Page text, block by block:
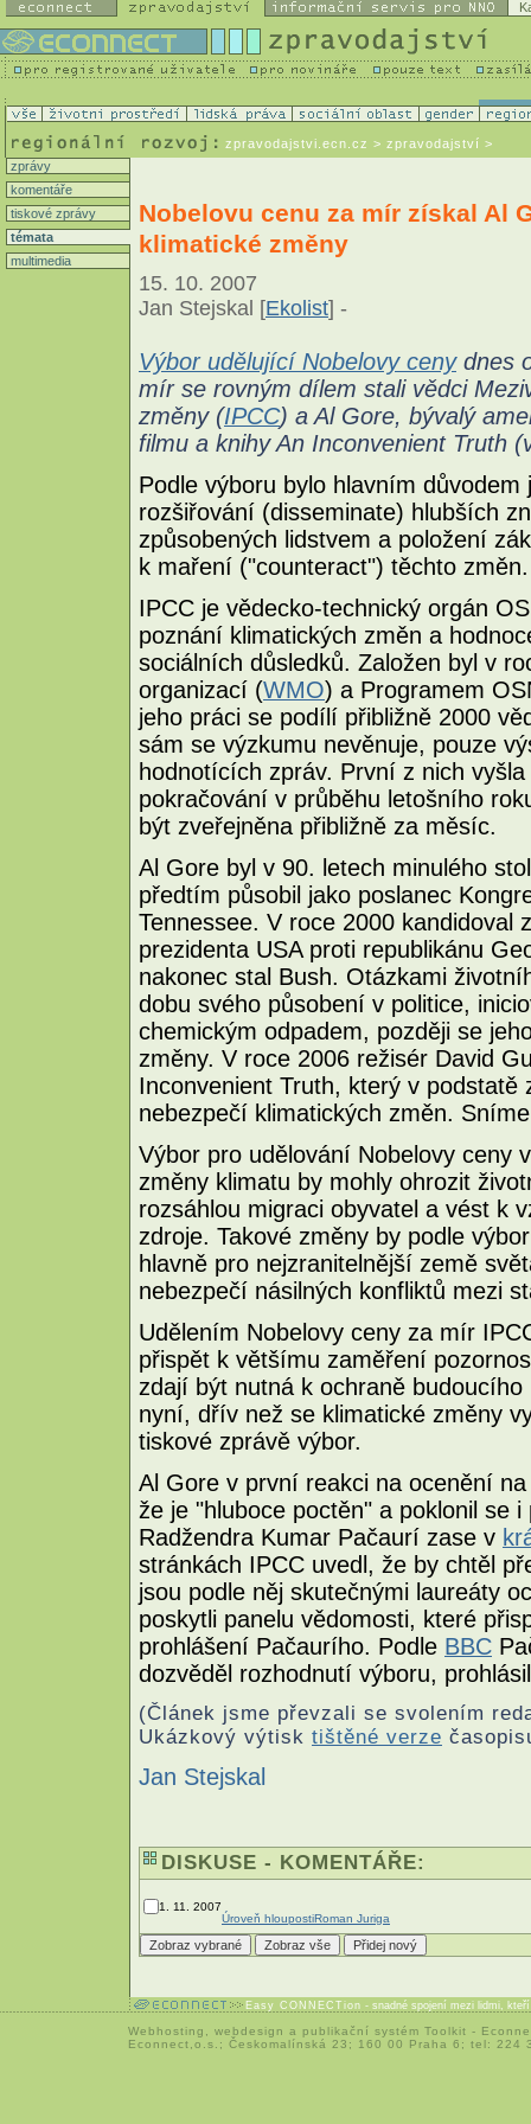
zpravodajstvi.ecn.cz > zpravodajství >
zprávy
komentáře
tiskové zprávy
témata
multimedia
Nobelovu cenu za mír získal Al
klimatické změny
15. 10. 2007
Jan Stejskal [Ekolist] -
Výbor udělující Nobelovy cenydnes
mír se rovným dílem stali vědci
změny (IPCC) a Al Gore, bývalý
filmu a knihy An Inconvenient Truth
Podle výboru bylo hlavním
rozšiřování (disseminate) hlubších
způsobených lidstvem a položení
k maření ("counteract") těchto změn.
IPCC je vědecko-technický orgán
poznání klimatických změn a
sociálních důsledků. Založen byl v
organizací (WMO) a Programem
jeho práci se podílí přibližně 2000
sám se výzkumu nevěnuje, pouze
hodnotících zpráv. První z nich
pokračování v průběhu letošního
být zveřejněna přibližně za měsíc.
Al Gore byl v 90. letech minulého
předtím působil jako poslanec
Tennessee. V roce 2000 kandidoval
prezidenta USA proti republikánu
nakonec stal Bush. Otázkami
dobu svého působení v politice,
chemickým odpadem, později se
změny. V roce 2006 režisér David
Inconvenient Truth, který v podstatě
nebezpečí klimatických změn.
Výbor pro udělování Nobelovy ceny
změny klimatu by mohly ohrozit
rozsáhlou migraci obyvatel a vést k
zdroje. Takové změny by podle
hlavně pro nejzranitelnější země
nebezpečí násilných konfliktů mezi
Udělením Nobelovy ceny za mír
přispět k většímu zaměření
zdají být nutná k ochraně
nyní, dřív než se klimatické změny
tiskové zprávě výbor.
Al Gore v první reakci na ocenění
že je "hluboce poctěn" a poklonil se
Radžendra Kumar Pačaurí zase v
stránkách IPCC uvedl, že by chtěl
jsou podle něj skutečnými laureáty
poskytli panelu vědomosti, které
prohlášení Pačaurího. Podle BBC
dozvěděl rozhodnutí výboru,
(Článek jsme převzali se svolením
Ukázkový výtisk tištěné verze
Jan Stejskal
DISKUSE - KOMENTÁŘE:
1. 11. 2007
Úroveň hloupostiRoman Juriga
Easy CONNECTion - snadné spojení mezi lidmi,
Webhosting webdesign a publikační systém Toolkit -
Econnect,o.s.; Českomalínská 23; 160 00 Praha 6; tel: 224